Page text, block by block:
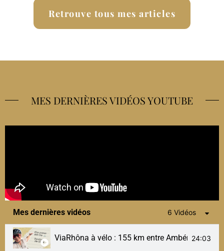
Retrouve tous mes articles
MES DERNIÈRES VIDÉOS YOUTUBE
Mes dernières vidéos 6 Vidéos
ViaRhôna à vélo : 155 km entre Ambérieu et
24:03